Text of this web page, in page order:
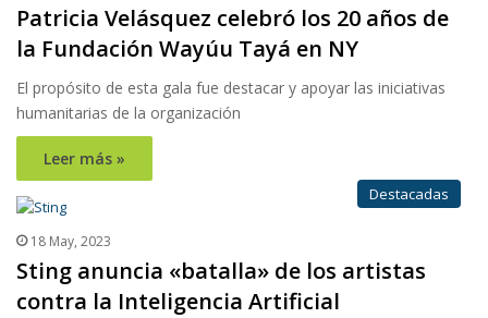
Patricia Velásquez celebró los 20 años de
la Fundación Wayúu Tayá en NY
El propósito de esta gala fue destacar y apoyar las iniciativas
humanitarias de la organización
Leer más »
Destacadas
18 May, 2023
Sting anuncia «batalla» de los artistas
contra la Inteligencia Artificial